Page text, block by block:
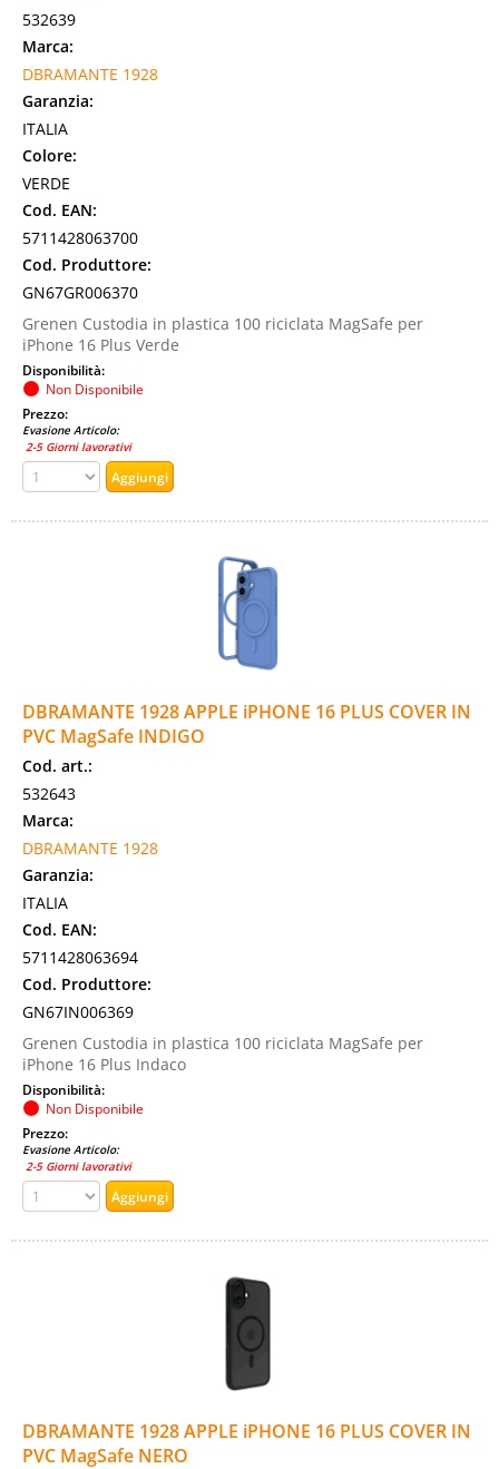
532639
Marca:
DBRAMANTE 1928
Garanzia:
ITALIA
Colore:
VERDE
Cod. EAN:
5711428063700
Cod. Produttore:
GN67GR006370
Grenen Custodia in plastica 100 riciclata MagSafe per
iPhone 16 Plus Verde
Disponibilità:
Non Disponibile
Prezzo:
Evasione Articolo:
2-5 Giorni lavorativi
DBRAMANTE 1928 APPLE iPHONE 16 PLUS COVER IN
PVC MagSafe INDIGO
Cod. art.:
532643
Marca:
DBRAMANTE 1928
Garanzia:
ITALIA
Cod. EAN:
5711428063694
Cod. Produttore:
GN67IN006369
Grenen Custodia in plastica 100 riciclata MagSafe per
iPhone 16 Plus Indaco
Disponibilità:
Non Disponibile
Prezzo:
Evasione Articolo:
2-5 Giorni lavorativi
DBRAMANTE 1928 APPLE iPHONE 16 PLUS COVER IN
PVC MagSafe NERO